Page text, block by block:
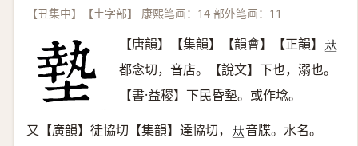
【丑集中】【土字部】 康熙笔画：14 部外笔画：11
【唐韻】【集韻】【韻會】【正韻】 𠀤
都念切，音店。【說文】下也，溺也。
【書·益稷】下民昏墊。或作埝。
又【廣韻】徒協切【集韻】達協切， 𠀤音牒。水名。